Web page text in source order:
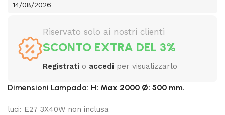
14/08/2026
Riservato solo ai nostri clienti
SCONTO EXTRA DEL 3%
Registrati o accedi per visualizzarlo
Dimensioni Lampada: H: Max 2000 Ø: 500 mm.
luci: E27 3X40W non inclusa